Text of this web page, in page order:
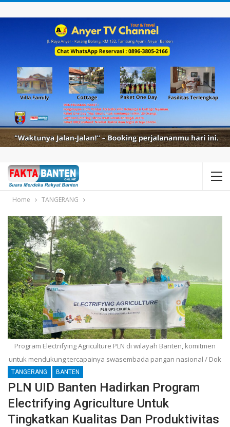
Home TANGERANG
Program Electrifying Agriculture PLN di wilayah Banten, komitmen
untuk mendukung tercapainya swasembada pangan nasional / Dok
TANGERANG BANTEN
PLN UID Banten Hadirkan Program
Electrifying Agriculture Untuk
Tingkatkan Kualitas Dan Produktivitas